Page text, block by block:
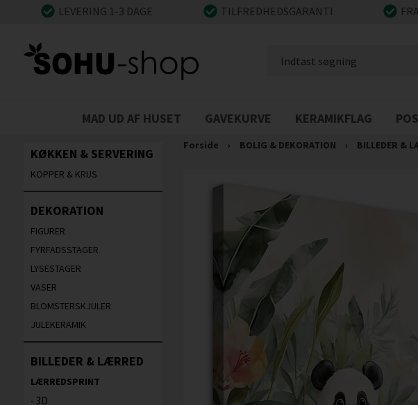
LEVERING 1-3 DAGE TILFREDHEDSGARANTI
MAD UD AF HUSET GAVEKURVE KERAMIKFLAG
KØKKEN & SERVERING
KOPPER & KRUS
DEKORATION
FIGURER
FYRFADSSTAGER
LYSESTAGER
VASER
BLOMSTERSKJULER
JULEKERAMIK
BILLEDER & LÆRRED
LÆRREDSPRINT
3D
Forside › BOLIG & DEKORATION › BILLEDER &